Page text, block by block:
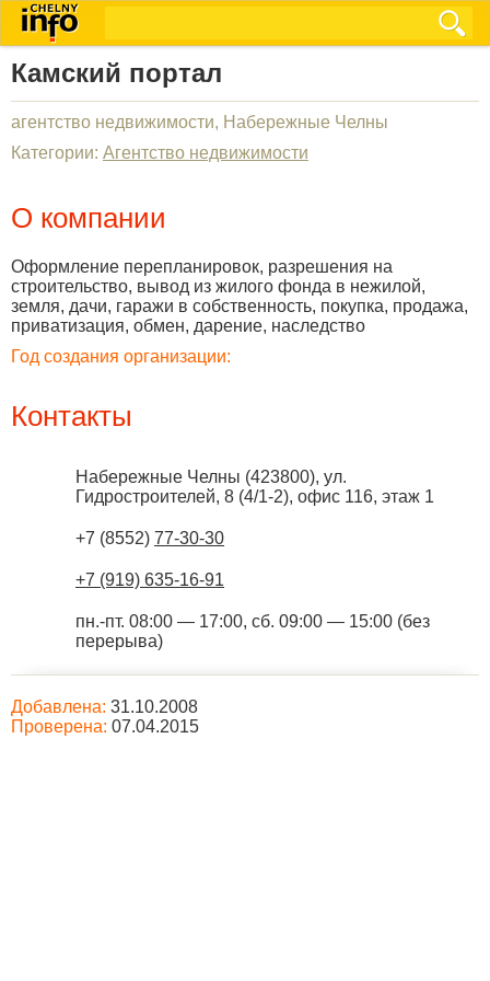
Камский портал
агентство недвижимости, Набережные Челны
Категории: Агентство недвижимости
О компании
Оформление перепланировок, разрешения на
строительство, вывод из жилого фонда в нежилой,
земля, дачи, гаражи в собственность, покупка, продажа,
приватизация, обмен, дарение, наследство
Год создания организации:
Контакты
Набережные Челны (423800), ул.
Гидростроителей, 8 (4/1-2), офис 116, этаж 1
+7 (8552) 77-30-30
+7 (919) 635-16-91
пн.-пт. 08:00 — 17:00, сб. 09:00 — 15:00 (без
перерыва)
Добавлена: 31.10.2008
Проверена: 07.04.2015